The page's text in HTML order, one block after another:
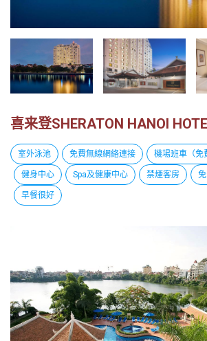
行
社
喜来登SHERATON HANOI
室外泳池 免費無線網絡連接 機場班車（免
健身中心 Spa及健康中心 禁煙客房
早餐很好